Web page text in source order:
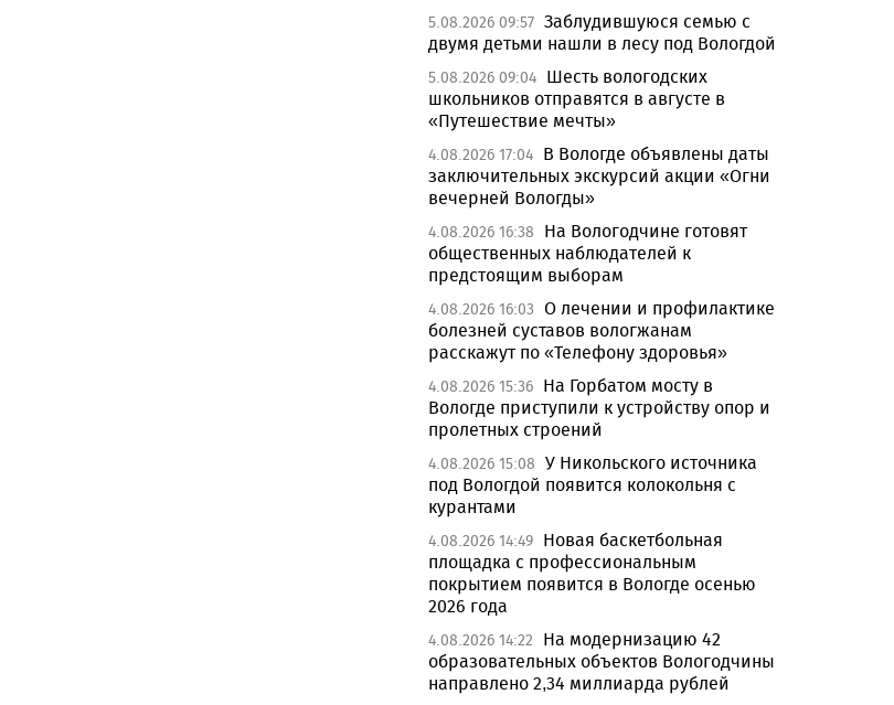
5.08.2026 09:57 Заблудившуюся семью с
двумя детьми нашли в лесу под Вологдой
5.08.2026 09:04 Шесть вологодских
школьников отправятся в августе в
«Путешествие мечты»
4.08.2026 17:04 В Вологде объявлены даты
заключительных экскурсий акции «Огни
вечерней Вологды»
4.08.2026 16:38
На Вологодчине готовят
общественных наблюдателей к
предстоящим выборам
4.08.2026 16:03 О лечении и профилактике
болезней суставов вологжанам
расскажут по «Телефону здоровья»
4.08.2026 15:36 На Горбатом мосту в
Вологде приступили к устройству опор и
пролетных строений
4.08.2026 15:08 У Никольского источника
под Вологдой появится колокольня с
курантами
4.08.2026 14:49 Новая баскетбольная
площадка с профессиональным
покрытием появится в Вологде осенью
2026 года
4.08.2026 14:22
На модернизацию 42
образовательных объектов Вологодчины
направлено 2,34 миллиарда рублей